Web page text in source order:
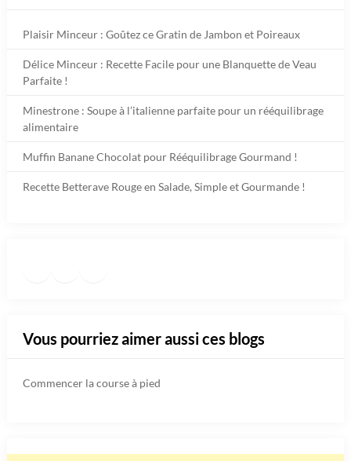
Plaisir Minceur : Goûtez ce Gratin de Jambon et Poireaux
Délice Minceur : Recette Facile pour une Blanquette de Veau
Parfaite !
Minestrone : Soupe à l’italienne parfaite pour un rééquilibrage
alimentaire
Muffin Banane Chocolat pour Rééquilibrage Gourmand !
Recette Betterave Rouge en Salade, Simple et Gourmande !
Vous pourriez aimer aussi ces blogs
Commencer la course à pied